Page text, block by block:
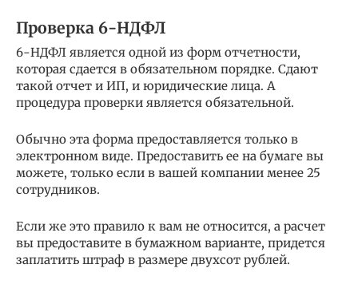
Проверка 6-НДФЛ
6-НДФЛ является одной из форм отчетности,
которая сдается в обязательном порядке. Сдают
такой отчет и ИП, и юридические лица. А
процедура проверки является обязательной.
Обычно эта форма предоставляется только в
электронном виде. Предоставить ее на бумаге вы
можете, только если в вашей компании менее 25
сотрудников.
Если же это правило к вам не относится, а расчет
вы предоставите в бумажном варианте, придется
заплатить штраф в размере двухсот рублей.